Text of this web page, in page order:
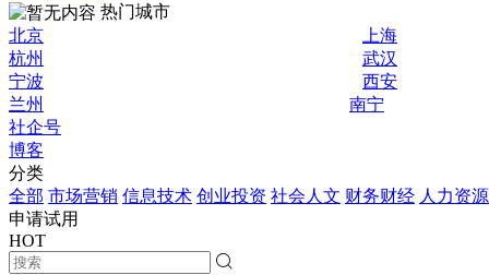
热门城市
北京
上海
杭州
武汉
宁波
西安
兰州
南宁
社企号
博客
分类
全部 市场营销 信息技术 创业投资 社会人文 财务财经 人力资源
申请试用
HOT